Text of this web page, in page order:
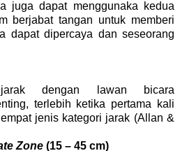
juga dapat menggunaka kedua
berjabat tangan untuk memberi
dapat dipercaya dan seseorang
jarak dengan lawan bicara
terlebih ketika pertama kali
jenis kategori jarak (Allan &
Zone (15 – 45 cm)